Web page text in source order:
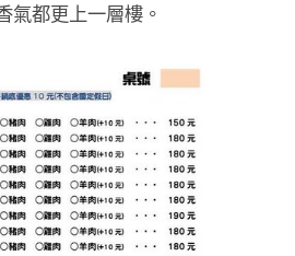
氣都更上一層樓。